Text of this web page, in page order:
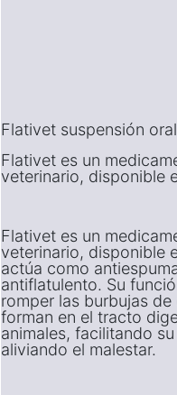
Flativet suspensión
Flativet es un
veterinario, disponible
Flativet es un
veterinario, disponible
actúa como
antiflatulento. Su
romper las burbujas de
forman en el tracto
animales, facilitando
aliviando el malestar.